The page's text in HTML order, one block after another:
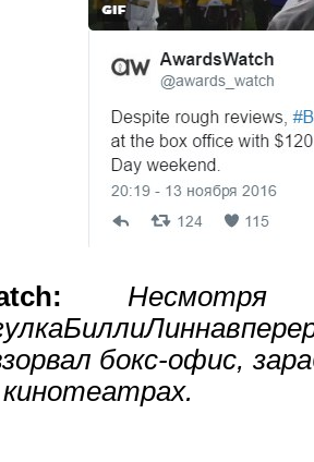
бокс-офис,
кинотеатрах.